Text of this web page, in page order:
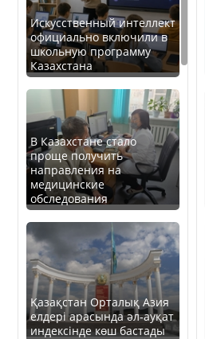
Искусственный интеллект
официально включили в
школьную программу
Казахстана
В Казахстане стало
проще получить
направления на
медицинские
обследования
Қазақстан Орталық Азия
елдері арасында әл-ауқат
индексінде көш бастады